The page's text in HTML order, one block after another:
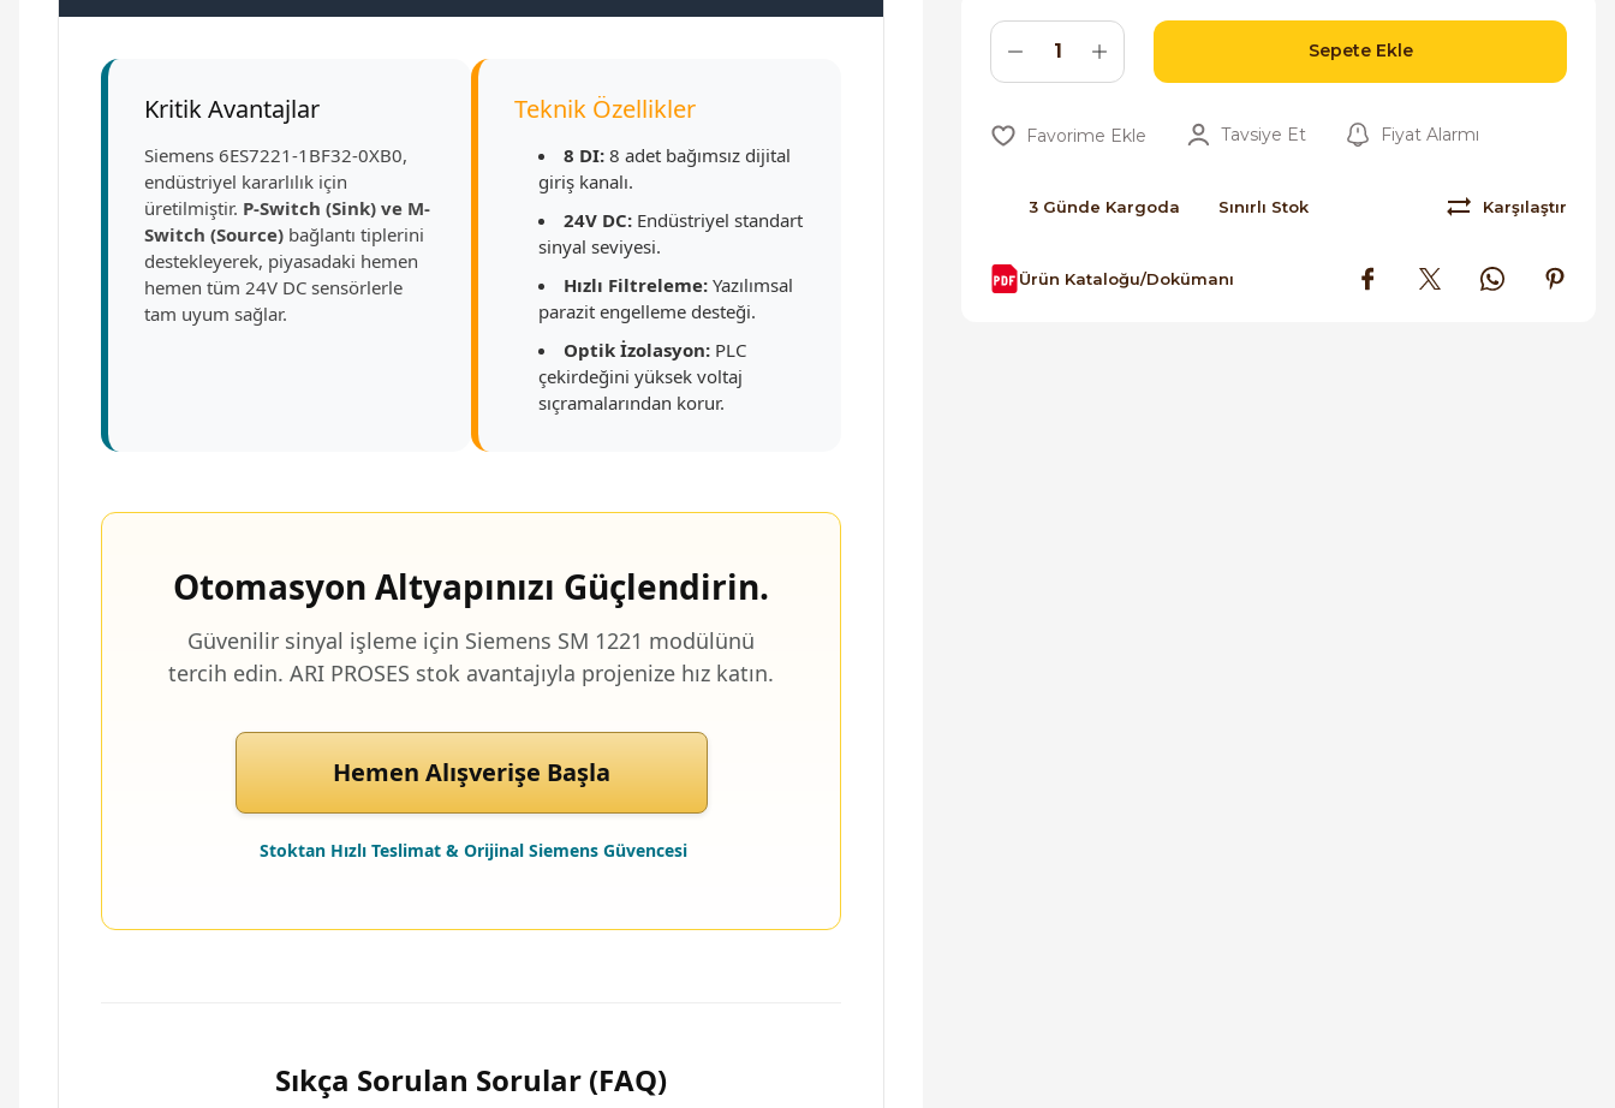
Kritik Avantajlar
Siemens 6ES7221-1BF32-0XB0,
endüstriyel kararlılık için
üretilmiştir. P-Switch (Sink) ve M-
Switch (Source) bağlantı tiplerini
destekleyerek, piyasadaki hemen
hemen tüm 24V DC sensörlerle
tam uyum sağlar.
Teknik Özellikler
8 DI: 8 adet bağımsız dijital
giriş kanalı.
24V DC: Endüstriyel standart
sinyal seviyesi.
Hızlı Filtreleme: Yazılımsal
parazit engelleme desteği.
Optik İzolasyon: PLC
çekirdeğini yüksek voltaj
sıçramalarından korur.
Otomasyon Altyapınızı Güçlendirin.
Güvenilir sinyal işleme için Siemens SM 1221 modülünü
tercih edin. ARI PROSES stok avantajıyla projenize hız katın.
Hemen Alışverişe Başla
Stoktan Hızlı Teslimat & Orijinal Siemens Güvencesi
Sıkça Sorulan Sorular (FAQ)
Sepete Ekle
Tavsiye Et Fiyat Alarmı
3 Günde Kargoda Sınırlı Stok Karşılaştır
Ürün Kataloğu/Dokümanı